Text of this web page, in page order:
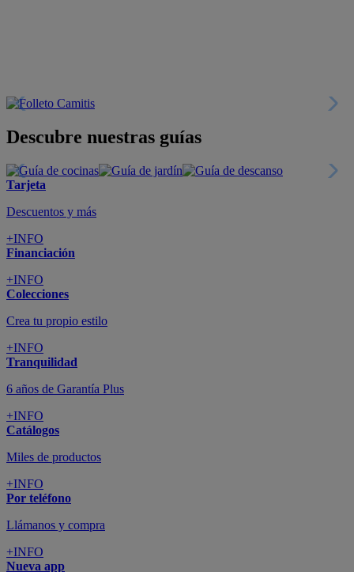
Descubre nuestras guías
Tarjeta
Descuentos y más
+INFO
Financiación
+INFO
Colecciones
Crea tu propio estilo
+INFO
Tranquilidad
6 años de Garantía Plus
+INFO
Catálogos
Miles de productos
+INFO
Por teléfono
Llámanos y compra
+INFO
Nueva app